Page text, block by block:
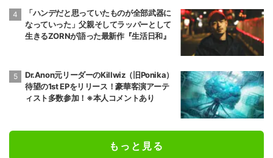
「ハンデだと思っていたものが全部武器に
なっていった」父親そしてラッパーとして
生きるZORNが語った最新作『生活日和』
Dr.Anon元リーダーのKillwiz（旧Ponika）
待望の1st EPをリリース！豪華客演アーテ
ィスト多数参加！※本人コメントあり
もっと見る